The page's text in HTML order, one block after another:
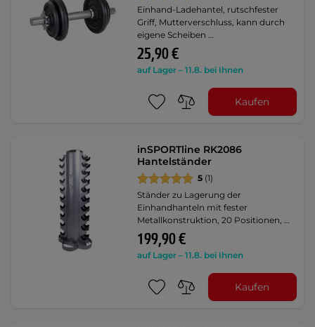
Einhand-Ladehantel, rutschfester
Griff, Mutterverschluss, kann durch
eigene Scheiben …
25,90 €
auf Lager – 11.8. bei Ihnen
Kaufen
inSPORTline RK2086
Hantelständer
5 (1)
Ständer zu Lagerung der
Einhandhanteln mit fester
Metallkonstruktion, 20 Positionen, …
199,90 €
auf Lager – 11.8. bei Ihnen
Kaufen